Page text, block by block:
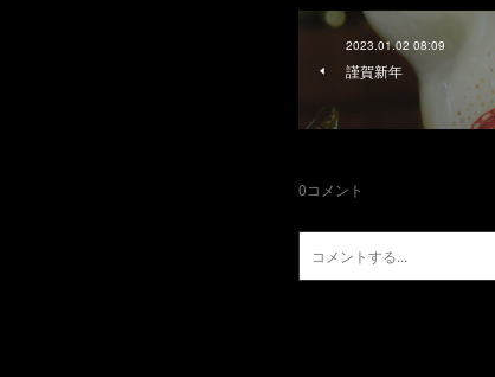
2023.01.02 08:09
謹賀新年
0コメント